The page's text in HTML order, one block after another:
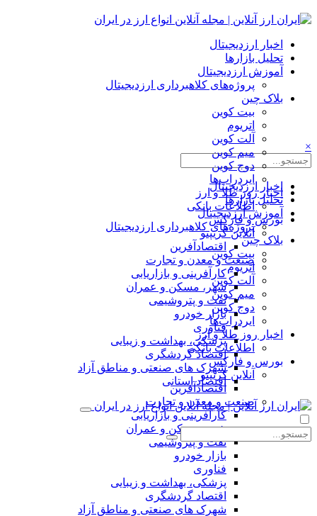
اخبار ارزدیجیتال
تحلیل بازارها
آموزش ارزدیجیتال
پروژه‌های کلاهبرداری ارزدیجیتال
بلاک چین
بیت کوین
اتریوم
آلت کوین
میم کوین‌
دوج کوین
ایردراپ‌ها
اخبار روز طلا و ارز
اطلاعات بانکی
بورس و فارکس
آنلاین کریپتو
اقتصادآفرین
صنعت و معدن و تجارت
کارآفرینی و بازاریابی
شهر، مسکن و عمران
نفت و پتروشیمی
بازار خودرو
فناوری
پزشکی، بهداشت و زیبایی
اقتصاد گردشگری
شهرک های صنعتی و مناطق آزاد
اقتصاد استانی
×
اخبار ارزدیجیتال
تحلیل بازارها
آموزش ارزدیجیتال
پروژه‌های کلاهبرداری ارزدیجیتال
بلاک چین
بیت کوین
اتریوم
آلت کوین
میم کوین‌
دوج کوین
ایردراپ‌ها
اخبار روز طلا و ارز
اطلاعات بانکی
بورس و فارکس
آنلاین کریپتو
اقتصادآفرین
صنعت و معدن و تجارت
کارآفرینی و بازاریابی
شهر، مسکن و عمران
نفت و پتروشیمی
بازار خودرو
فناوری
پزشکی، بهداشت و زیبایی
اقتصاد گردشگری
شهرک های صنعتی و مناطق آزاد